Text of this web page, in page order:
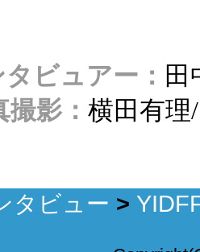
ビュアー： 田
撮影：横田有理/
タビュー >